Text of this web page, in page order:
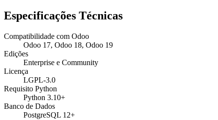
Especificações Técnicas
Compatibilidade com Odoo
Odoo 17, Odoo 18, Odoo 19
Edições
Enterprise e Community
Licença
LGPL-3.0
Requisito Python
Python 3.10+
Banco de Dados
PostgreSQL 12+